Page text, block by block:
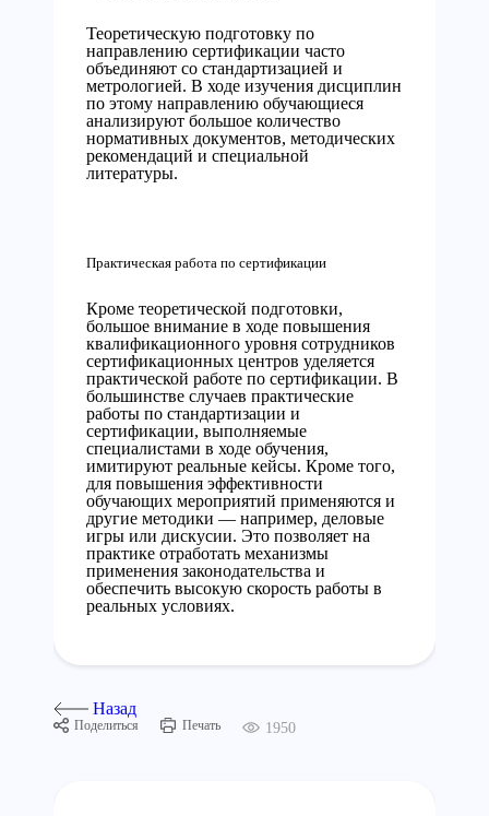
Теоретическую подготовку по
направлению сертификации часто
объединяют со стандартизацией и
метрологией. В ходе изучения дисциплин
по этому направлению обучающиеся
анализируют большое количество
нормативных документов, методических
рекомендаций и специальной
литературы.
Практическая работа по сертификации
Кроме теоретической подготовки,
большое внимание в ходе повышения
квалификационного уровня сотрудников
сертификационных центров уделяется
практической работе по сертификации. В
большинстве случаев практические
работы по стандартизации и
сертификации, выполняемые
специалистами в ходе обучения,
имитируют реальные кейсы. Кроме того,
для повышения эффективности
обучающих мероприятий применяются и
другие методики — например, деловые
игры или дискусии. Это позволяет на
практике отработать механизмы
применения законодательства и
обеспечить высокую скорость работы в
реальных условиях.
Назад
Поделиться Печать 1950